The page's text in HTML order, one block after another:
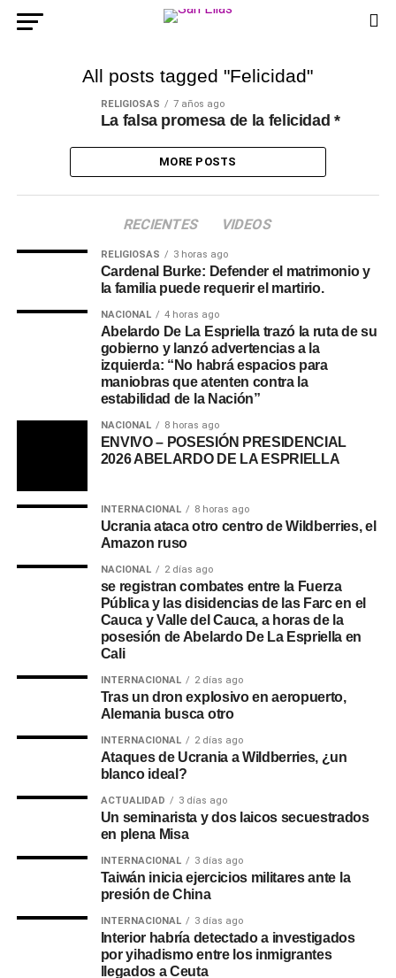
All posts tagged "Felicidad"
RELIGIOSAS 7 años ago
La falsa promesa de la felicidad *
MORE POSTS
RECIENTES VIDEOS
RELIGIOSAS 3 horas ago
Cardenal Burke: Defender el matrimonio y
la familia puede requerir el martirio.
NACIONAL 4 horas ago
Abelardo De La Espriella trazó la ruta de su
gobierno y lanzó advertencias a la
izquierda: “No habrá espacios para
maniobras que atenten contra la
estabilidad de la Nación”
NACIONAL 8 horas ago
ENVIVO – POSESIÓN PRESIDENCIAL
2026 ABELARDO DE LA ESPRIELLA
INTERNACIONAL 8 horas ago
Ucrania ataca otro centro de Wildberries, el
Amazon ruso
NACIONAL 2 días ago
se registran combates entre la Fuerza
Pública y las disidencias de las Farc en el
Cauca y Valle del Cauca, a horas de la
posesión de Abelardo De La Espriella en
Cali
INTERNACIONAL 2 días ago
Tras un dron explosivo en aeropuerto,
Alemania busca otro
INTERNACIONAL 2 días ago
Ataques de Ucrania a Wildberries, ¿un
blanco ideal?
ACTUALIDAD 3 días ago
Un seminarista y dos laicos secuestrados
en plena Misa
INTERNACIONAL 3 días ago
Taiwán inicia ejercicios militares ante la
presión de China
INTERNACIONAL 3 días ago
Interior habría detectado a investigados
por yihadismo entre los inmigrantes
llegados a Ceuta